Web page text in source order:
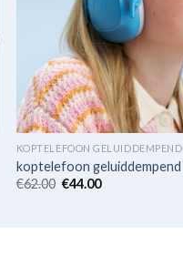
KOPTELEFOON GELUIDDEMPEND
koptelefoon geluiddempend
€62.00 €44.00